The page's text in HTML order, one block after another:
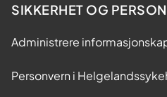
SIKKERHET OG
Administrere
Personvern i